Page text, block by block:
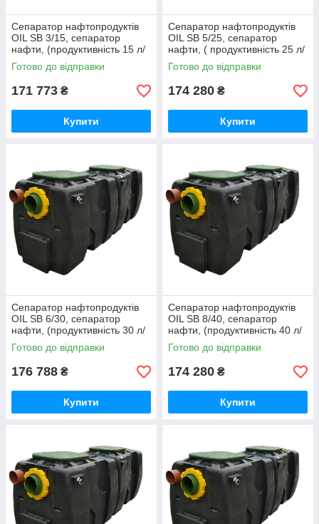
Сепаратор нафтопродуктів
OIL SB 3/15, сепаратор
нафти, (продуктивність 15 л/
с)
Готово до відправки
171 773 ₴
Купити
Сепаратор нафтопродуктів
OIL SB 5/25, сепаратор
нафти, ( продуктивність 25 л/
с)
Готово до відправки
174 280 ₴
Купити
Сепаратор нафтопродуктів
OIL SB 6/30, сепаратор
нафти, (продуктивність 30 л/
с)
Готово до відправки
176 788 ₴
Купити
Сепаратор нафтопродуктів
OIL SB 8/40, сепаратор
нафти, (продуктивність 40 л/
с)
Готово до відправки
174 280 ₴
Купити